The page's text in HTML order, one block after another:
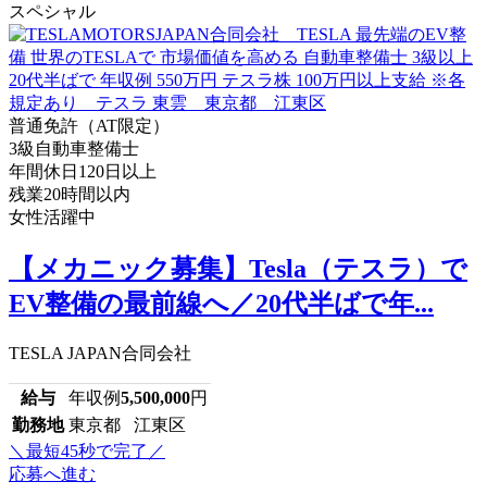
スペシャル
普通免許（AT限定）
3級自動車整備士
年間休日120日以上
残業20時間以内
女性活躍中
【メカニック募集】Tesla（テスラ）で
EV整備の最前線へ／20代半ばで年...
TESLA JAPAN合同会社
給与 年収例5,500,000円
勤務地 東京都 江東区
＼最短45秒で完了／
応募へ進む